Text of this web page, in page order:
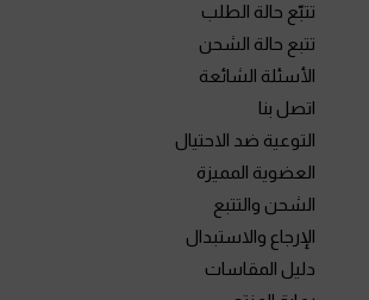
تتبّع حالة الطلب
تتبع حالة الشحن
الأسئلة الشائعة
اتصل بنا
التوعية ضد الاحتيال
العضوية المميزة
الشحن والتتبع
الإرجاع والاستبدال
دليل المقاسات